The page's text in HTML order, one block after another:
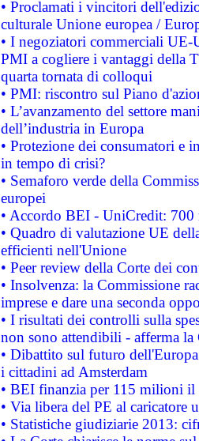
• Proclamati i vincitori
culturale Unione europea /
• I negoziatori commerciali UE-
PMI a cogliere i vantaggi della
quarta tornata di colloqui
• PMI: riscontro sul Piano
• L’avanzamento del settore
dell’industria in Europa
• Protezione dei consumatori e
in tempo di crisi?
• Semaforo verde della
europei
• Accordo BEI - UniCredit:
• Quadro di valutazione UE
efficienti nell'Unione
• Peer review della Corte dei
• Insolvenza: la Commissione
imprese e dare una seconda
• I risultati dei controlli sulla
non sono attendibili - afferma la
• Dibattito sul futuro
i cittadini ad Amsterdam
• BEI finanzia per 115 milioni
• Via libera del PE al caricatore
• Statistiche giudiziarie 2013: